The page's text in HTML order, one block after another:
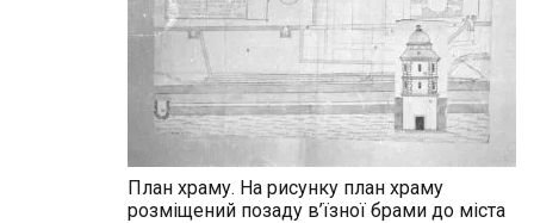
План храму. На рисунку план храму
розміщений позаду в’їзної брами до міста